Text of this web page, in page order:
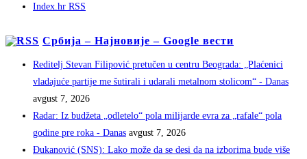
Index.hr RSS
Србија – Најновије – Google вести
Reditelj Stevan Filipović pretučen u centru Beograda: „Plaćenici
vladajuće partije me šutirali i udarali metalnom stolicom“ - Danas
avgust 7, 2026
Radar: Iz budžeta „odletelo“ pola milijarde evra za „rafale“ pola
godine pre roka - Danas avgust 7, 2026
Đukanović (SNS): Lako može da se desi da na izborima bude više